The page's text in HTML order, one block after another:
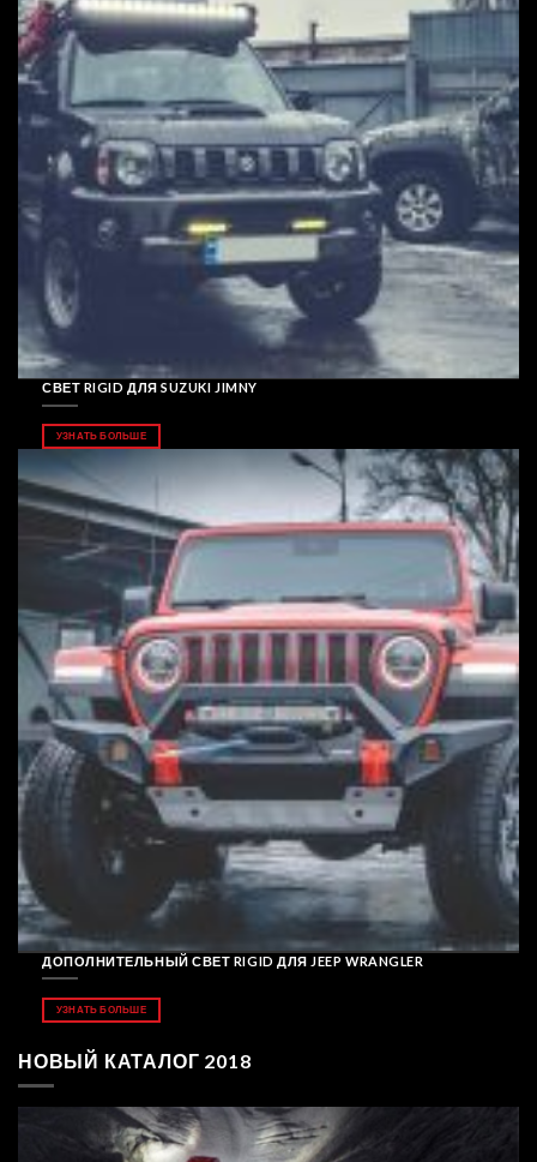
СВЕТ RIGID ДЛЯ SUZUKI JIMNY
УЗНАТЬ БОЛЬШЕ
ДОПОЛНИТЕЛЬНЫЙ СВЕТ RIGID ДЛЯ JEEP WRANGLER
УЗНАТЬ БОЛЬШЕ
НОВЫЙ КАТАЛОГ 2018